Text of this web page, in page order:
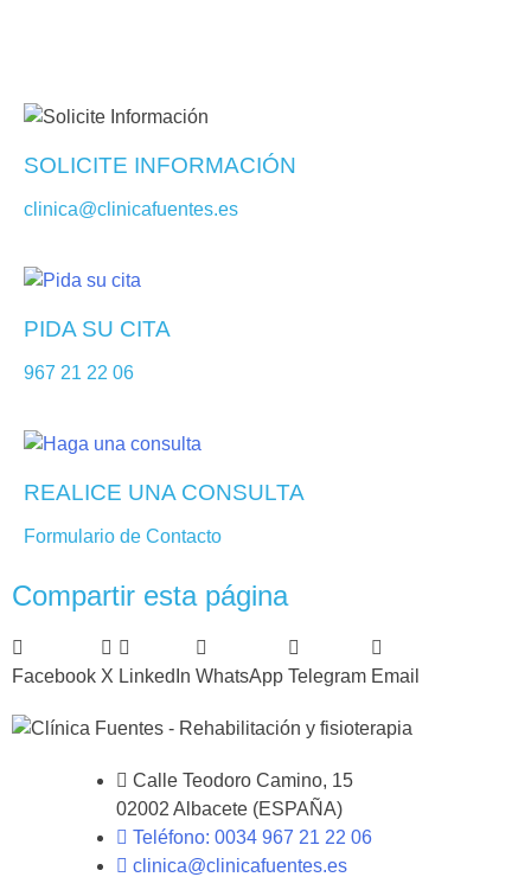
SOLICITE INFORMACIÓN
clinica@clinicafuentes.es
PIDA SU CITA
967 21 22 06
REALICE UNA CONSULTA
Formulario de Contacto
Compartir esta página
Facebook X LinkedIn WhatsApp Telegram Email
Calle Teodoro Camino, 15
02002 Albacete (ESPAÑA)
Teléfono: 0034 967 21 22 06
clinica@clinicafuentes.es